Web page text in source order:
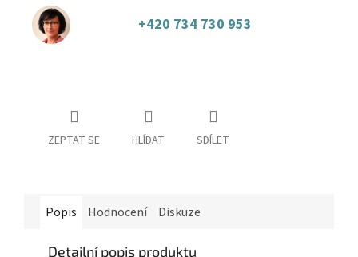
+420 734 730 953
ZEPTAT SE HLÍDAT SDÍLET
Popis Hodnocení Diskuze
Detailní popis produktu